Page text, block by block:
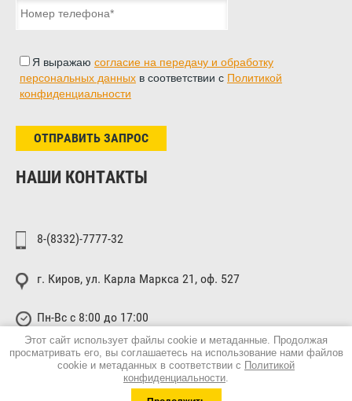
Этот сайт использует файлы cookie и метаданные. Продолжая
просматривать его, вы соглашаетесь на использование нами файлов
cookie и метаданных в соответствии с Политикой
конфиденциальности.
Я выражаю согласие на передачу и обработку
персональных данных в соответствии с Политикой
конфиденциальности
ОТПРАВИТЬ ЗАПРОС
НАШИ КОНТАКТЫ
8-(8332)-7777-32
г. Киров, ул. Карла Маркса 21, оф. 527
Пн-Вс с 8:00 до 17:00